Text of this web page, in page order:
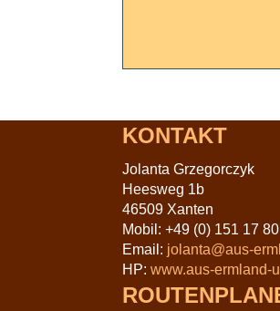
KONTAKT
Jolanta Grzegorczyk
Heesweg 1b
46509 Xanten
Mobil: +49 (0) 151 17
Email: jolanta@aus-
HP:www.aus-ermland-